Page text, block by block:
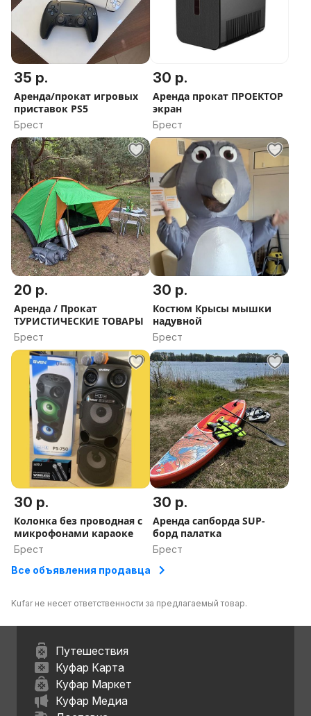
СПЕШИТЕ, НА ВЫХОДНЫЕ РАЗБИРАЮТ БЫСТРО!
35 р.
Аренда/прокат игровых
приставок PS5
Брест
30 р.
Аренда прокат ПРОЕКТОР
экран
Брест
20 р.
Аренда / Прокат
ТУРИСТИЧЕСКИЕ ТОВАРЫ
Брест
30 р.
Костюм Крысы мышки
надувной
Брест
30 р.
Колонка без проводная с
микрофонами караоке
Брест
30 р.
Аренда сапборда SUP-
борд палатка
Брест
Все объявления продавца
Kufar не несет ответственности за предлагаемый товар.
Путешествия
Куфар Карта
Куфар Маркет
Куфар Медиа